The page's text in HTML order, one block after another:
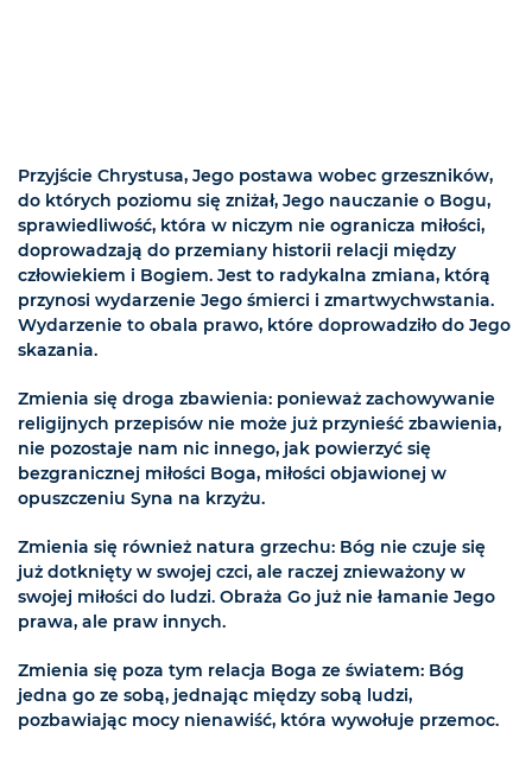
Przyjście Chrystusa, Jego postawa wobec grzeszników,
do których poziomu się zniżał, Jego nauczanie o Bogu,
sprawiedliwość, która w niczym nie ogranicza miłości,
doprowadzają do przemiany historii relacji między
człowiekiem i Bogiem. Jest to radykalna zmiana, którą
przynosi wydarzenie Jego śmierci i zmartwychwstania.
Wydarzenie to obala prawo, które doprowadziło do Jego
skazania.
Zmienia się droga zbawienia: ponieważ zachowywanie
religijnych przepisów nie może już przynieść zbawienia,
nie pozostaje nam nic innego, jak powierzyć się
bezgranicznej miłości Boga, miłości objawionej w
opuszczeniu Syna na krzyżu.
Zmienia się również natura grzechu: Bóg nie czuje się
już dotknięty w swojej czci, ale raczej znieważony w
swojej miłości do ludzi. Obraża Go już nie łamanie Jego
prawa, ale praw innych.
Zmienia się poza tym relacja Boga ze światem: Bóg
jedna go ze sobą, jednając między sobą ludzi,
pozbawiając mocy nienawiść, która wywołuje przemoc.